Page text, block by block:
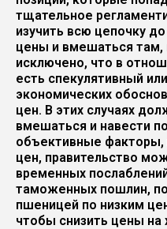
тщательное
изучить всю цепочку
цены и вмешаться там,
исключено, что в
есть спекулятивный
экономических
цен. В этих случаях
вмешаться и навести
объективные
цен, правительство
временных
таможенных пошлин,
пшеницей по низким
чтобы снизить цены на